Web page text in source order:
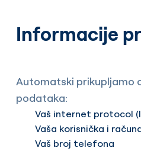
Informacije
Automatski prikupljamo
podataka:
Vaš internet protocol
Vaša korisnička i
Vaš broj telefona